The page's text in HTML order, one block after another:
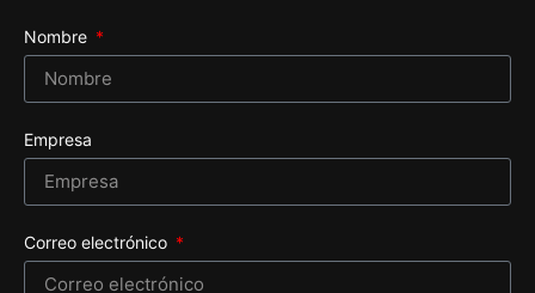
Nombre
Empresa
Correo electrónico